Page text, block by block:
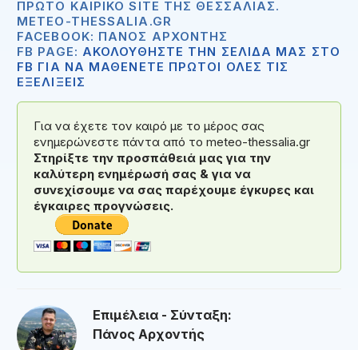
ΠΡΏΤΟ ΚΑΙΡΙΚΌ SITE ΤΗΣ ΘΕΣΣΑΛΊΑΣ.
METEO-THESSALIA.GR
FACEBOOK: ΠΆΝΟΣ ΑΡΧΟΝΤΉΣ
FB PAGE: ΑΚΟΛΟΥΘΗΣΤΕ ΤΗΝ ΣΕΛΙΔΑ ΜΑΣ ΣΤΟ
FB ΓΙΑ ΝΑ ΜΑΘΕΝΕΤΕ ΠΡΩΤΟΙ ΟΛΕΣ ΤΙΣ
ΕΞΕΛΙΞΕΙΣ
Για να έχετε τον καιρό με το μέρος σας
ενημερώνεστε πάντα από το meteo-thessalia.gr
Στηρίξτε την προσπάθειά μας για την
καλύτερη ενημέρωσή σας & για να
συνεχίσουμε να σας παρέχουμε έγκυρες και
έγκαιρες προγνώσεις.
Επιμέλεια - Σύνταξη:
Πάνος Αρχοντής